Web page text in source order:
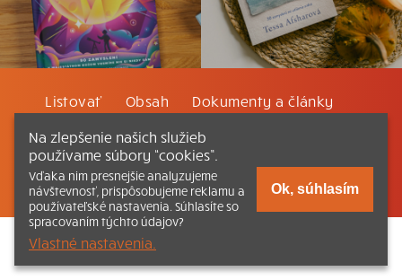
Listovať Obsah Dokumenty a články
Kontakt Tlačená verzia Katechizmu
© 2026 katechizmus.sk |Všetky práva vyhradené
funguje aj vďaka kresťanskému kníhkupectvu Kumran.sk
Na zlepšenie našich služieb
používame súbory “cookies”.
Vďaka nim presnejšie analyzujeme
návštevnosť, prispôsobujeme reklamu a
používateľské nastavenia. Súhlasíte so
spracovaním týchto údajov?
Vlastné nastavenia.
Ok, súhlasím